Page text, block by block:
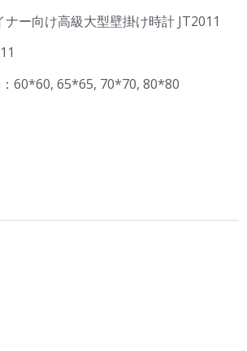
ナー向け高級大型壁掛け時計 JT2011
60*60, 65*65, 70*70, 80*80